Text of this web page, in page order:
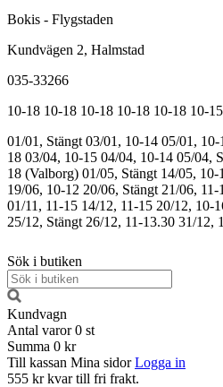
Bokis - Flygstaden
Kundvägen 2, Halmstad
035-33266
10-18 10-18 10-18 10-18 10-18 10-15
01/01, Stängt 03/01, 10-14 05/01, 10-
18 03/04, 10-15 04/04, 10-14 05/04,
18 (Valborg) 01/05, Stängt 14/05, 10-
19/06, 10-12 20/06, Stängt 21/06, 11-
01/11, 11-15 14/12, 11-15 20/12, 10-
25/12, Stängt 26/12, 11-13.30 31/12,
Sök i butiken
Kundvagn
Antal varor 0 st
Summa 0 kr
Till kassan Mina sidor Logga in
555 kr kvar till fri frakt.